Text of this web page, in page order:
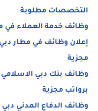
التخصصات مطلوبة
وظائف خدمة العملاء في
إعلان وظائف في مطار
مجزية
وظائف بنك دبي الاسلامي
برواتب مجزية
وظائف الدفاع المدني